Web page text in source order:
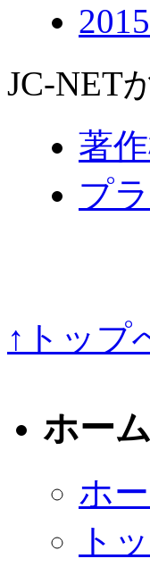
JC-NET
著
プ
↑トップ
ホーム
ホ
ト